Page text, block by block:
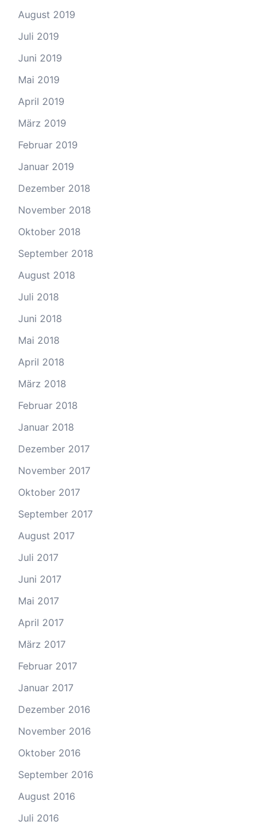
August 2019
Juli 2019
Juni 2019
Mai 2019
April 2019
März 2019
Februar 2019
Januar 2019
Dezember 2018
November 2018
Oktober 2018
September 2018
August 2018
Juli 2018
Juni 2018
Mai 2018
April 2018
März 2018
Februar 2018
Januar 2018
Dezember 2017
November 2017
Oktober 2017
September 2017
August 2017
Juli 2017
Juni 2017
Mai 2017
April 2017
März 2017
Februar 2017
Januar 2017
Dezember 2016
November 2016
Oktober 2016
September 2016
August 2016
Juli 2016